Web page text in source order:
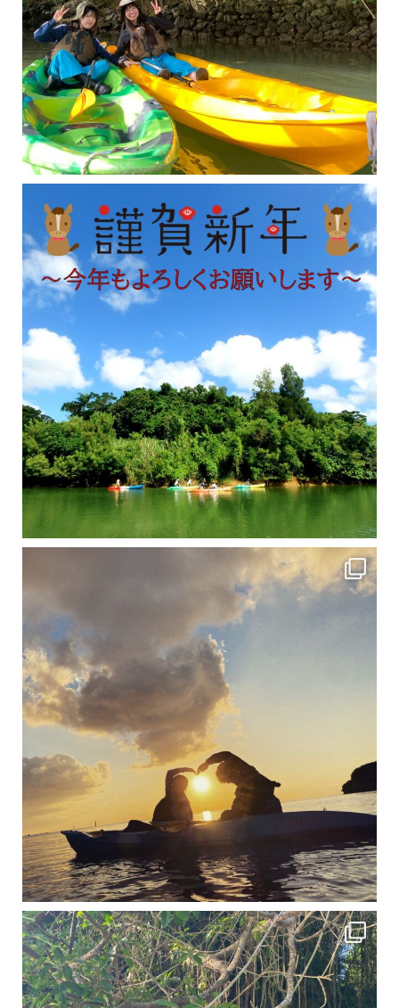
修学旅行シーズンも終わり、一気に冷え込んできました。 2025年今年もあっという間に終
12月に入り、沖縄も流石に半袖では過ごせなくなってきました
ですが、日中はまだ20℃